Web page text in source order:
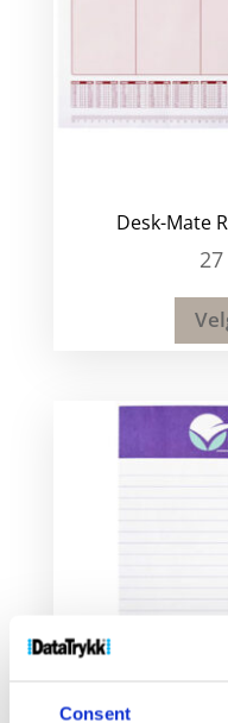
Consent
Desk-Mate
27